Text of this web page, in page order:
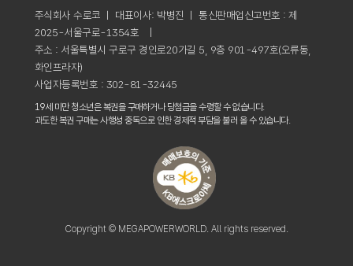
주식회사 수로코 ㅣ 대표이사: 박병진 ㅣ 통신판매업신고번호 : 제
2025-서울구로-1354호 |
주소 : 서울특별시 구로구 경인로20가길 5, 9층 901-497호(오류동,
화인프라자)
사업자등록번호 : 302-81-32445
19세 미만 청소년은 복권을 구매하거나 당첨금을 수령할 수 없습니다.
과도한 복권 구매는 사행성 중독으로 인한 경제적 부담을 불러 올 수 있습니다.
Copyright © MEGAPOWERWORLD. All rights reserved.